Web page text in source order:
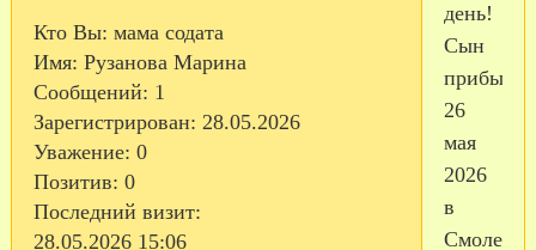
Кто Вы: мама содата
Имя: Рузанова Марина
Сообщений: 1
Зарегистрирован: 28.05.2026
Уважение: 0
Позитив: 0
Последний визит:
28.05.2026 15:06
день!
Сын
прибыл
26
мая
2026
в